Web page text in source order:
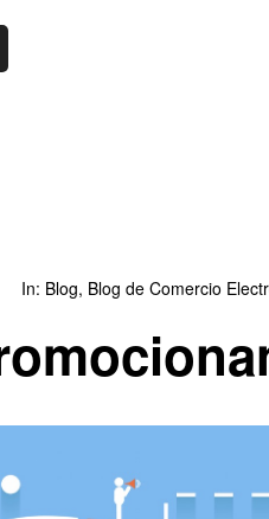
In: Blog, Blog de Comercio